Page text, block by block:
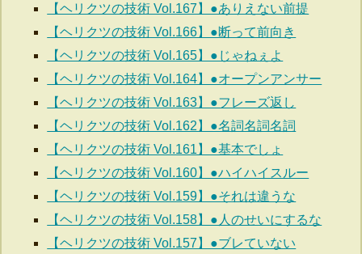
【ヘリクツの技術 Vol.167】●ありえない前提
【ヘリクツの技術 Vol.166】●断って前向き
【ヘリクツの技術 Vol.165】●じゃねぇよ
【ヘリクツの技術 Vol.164】●オープンアンサー
【ヘリクツの技術 Vol.163】●フレーズ返し
【ヘリクツの技術 Vol.162】●名詞名詞名詞
【ヘリクツの技術 Vol.161】●基本でしょ
【ヘリクツの技術 Vol.160】●ハイハイスルー
【ヘリクツの技術 Vol.159】●それは違うな
【ヘリクツの技術 Vol.158】●人のせいにするな
【ヘリクツの技術 Vol.157】●ブレていない